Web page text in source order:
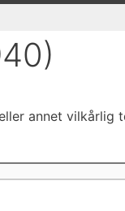
annet vilkårlig